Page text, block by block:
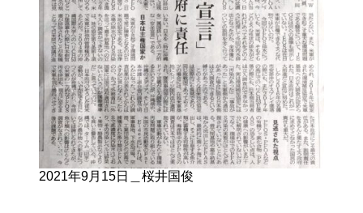
2021年9月15日＿桜井国俊